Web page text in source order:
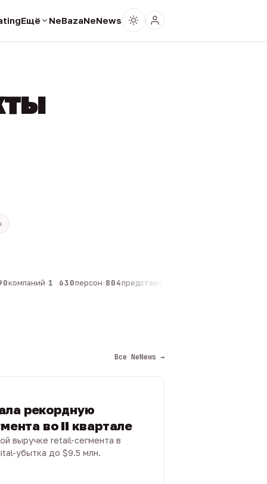
Ещё NeBazaNeNews
компаний·1 630персон·804представителей
Все NeNews →
рекордную
во II квартале
выручке retail-сегмента в
убытка до $9.5 млн.